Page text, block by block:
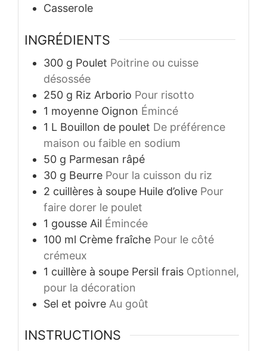
Casserole
INGRÉDIENTS
300 g Poulet Poitrine ou cuisse
désossée
250 g Riz Arborio Pour risotto
1 moyenne Oignon Émincé
1 L Bouillon de poulet De préférence
maison ou faible en sodium
50 g Parmesan râpé
30 g Beurre Pour la cuisson du riz
2 cuillères à soupe Huile d’olive Pour
faire dorer le poulet
1 gousse Ail Émincée
100 ml Crème fraîche Pour le côté
crémeux
1 cuillère à soupe Persil frais Optionnel,
pour la décoration
Sel et poivre Au goût
INSTRUCTIONS